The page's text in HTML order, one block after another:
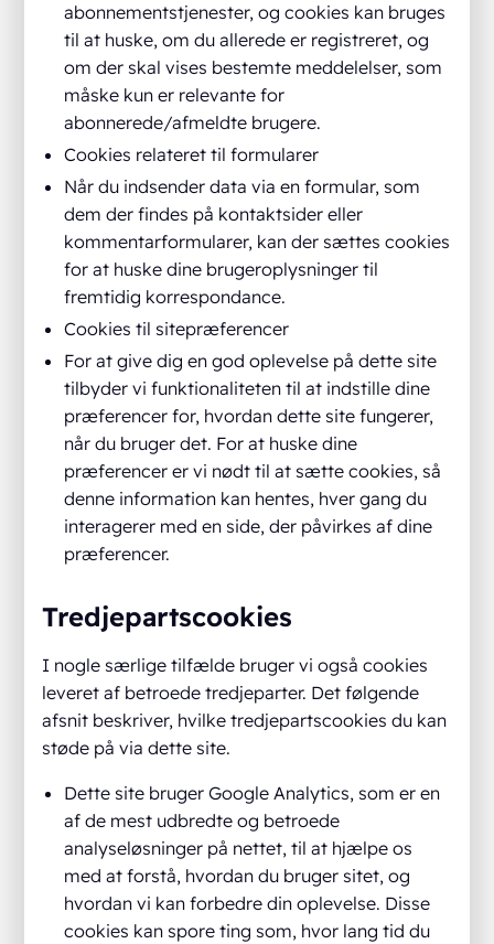
abonnementstjenester, og cookies kan bruges
til at huske, om du allerede er registreret, og
om der skal vises bestemte meddelelser, som
måske kun er relevante for
abonnerede/afmeldte brugere.
Cookies relateret til formularer
Når du indsender data via en formular, som
dem der findes på kontaktsider eller
kommentarformularer, kan der sættes cookies
for at huske dine brugeroplysninger til
fremtidig korrespondance.
Cookies til sitepræferencer
For at give dig en god oplevelse på dette site
tilbyder vi funktionaliteten til at indstille dine
præferencer for, hvordan dette site fungerer,
når du bruger det. For at huske dine
præferencer er vi nødt til at sætte cookies, så
denne information kan hentes, hver gang du
interagerer med en side, der påvirkes af dine
præferencer.
Tredjepartscookies
I nogle særlige tilfælde bruger vi også cookies
leveret af betroede tredjeparter. Det følgende
afsnit beskriver, hvilke tredjepartscookies du kan
støde på via dette site.
Dette site bruger Google Analytics, som er en
af de mest udbredte og betroede
analyseløsninger på nettet, til at hjælpe os
med at forstå, hvordan du bruger sitet, og
hvordan vi kan forbedre din oplevelse. Disse
cookies kan spore ting som, hvor lang tid du